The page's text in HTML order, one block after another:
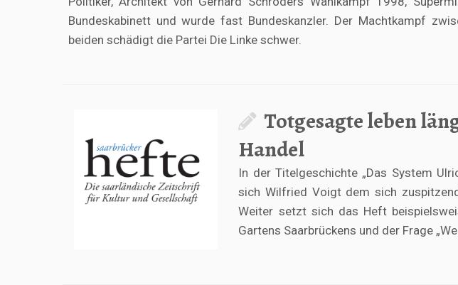
Bundeskabinett und wurde fast Bundeskanzler. Der Machtkampf
beiden schädigt die Partei Die Linke schwer.
Totgesagte leben
Handel
In der Titelgeschichte „Das System
sich Wilfried Voigt dem sich
Weiter setzt sich das Heft
Gartens Saarbrückens und der Frage